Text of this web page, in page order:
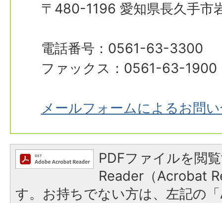
〒480-1196 愛知県長久手市
電話番号：0561-63-3300
ファックス：0561-63-1900
メールフォームによるお問
PDFファイルを閲
Reader（Acrobat
す。お持ちでない方は、左記の